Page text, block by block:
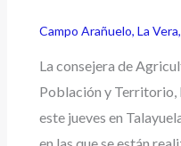
Campo Arañuelo,La Vera
La consejera de
Población y Territorio,
este jueves en